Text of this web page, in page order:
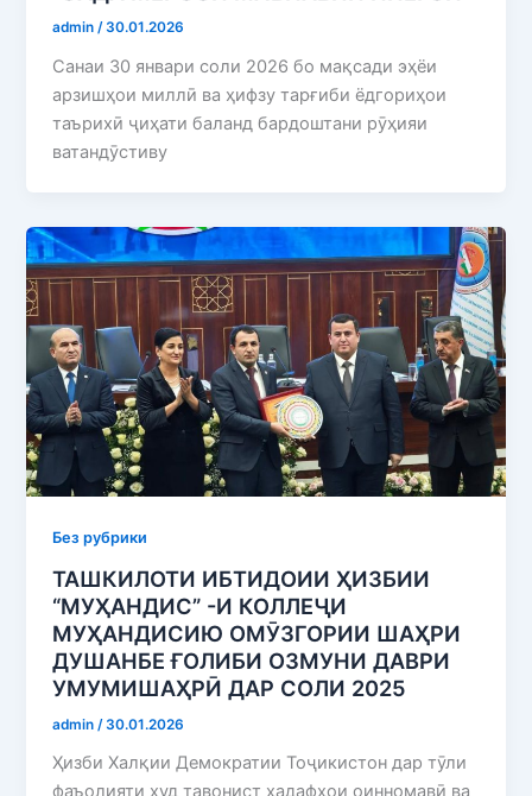
admin/30.01.2026
Санаи 30 январи соли 2026 бо мақсади эҳёи
арзишҳои миллӣ ва ҳифзу тарғиби ёдгориҳои
таърихӣ ҷиҳати баланд бардоштани рӯҳияи
ватандӯстиву
Без рубрики
ТАШКИЛОТИ ИБТИДОИИ ҲИЗБИИ
“МУҲАНДИС” -И КОЛЛЕҶИ
МУҲАНДИСИЮ ОМӮЗГОРИИ ШАҲРИ
ДУШАНБЕ ҒОЛИБИ ОЗМУНИ ДАВРИ
УМУМИШАҲРӢ ДАР СОЛИ 2025
admin /30.01.2026
Ҳизби Халқии Демократии Тоҷикистон дар тӯли
фаъолияти худ тавонист ҳадафҳои оинномавӣ ва